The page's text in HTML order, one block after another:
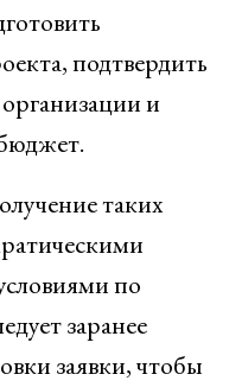
подтвердить
и
таких
по
заранее
заявки, чтобы